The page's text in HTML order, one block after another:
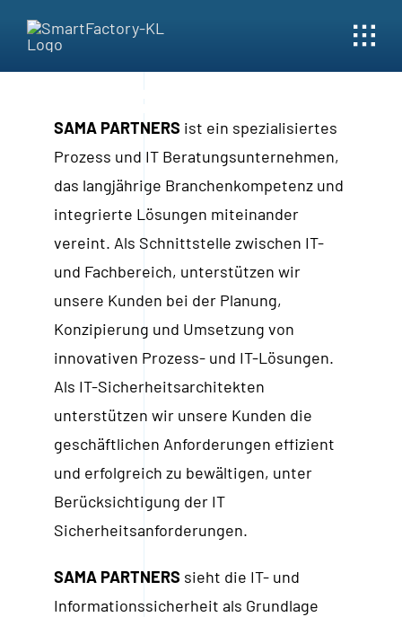
content
SAMA PARTNERS ist ein spezialisiertes
Prozess und IT Beratungsunternehmen,
das langjährige Branchenkompetenz und
integrierte Lösungen miteinander
vereint. Als Schnittstelle zwischen IT-
und Fachbereich, unterstützen wir
unsere Kunden bei der Planung,
Konzipierung und Umsetzung von
innovativen Prozess- und IT-Lösungen.
Als IT-Sicherheitsarchitekten
unterstützen wir unsere Kunden die
geschäftlichen Anforderungen effizient
und erfolgreich zu bewältigen, unter
Berücksichtigung der IT
Sicherheitsanforderungen.
SAMA PARTNERS sieht die IT- und
Informationssicherheit als Grundlage